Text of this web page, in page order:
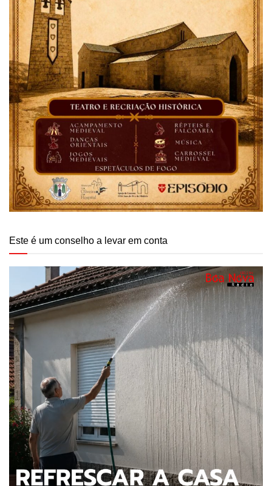
Este é um conselho a levar em conta